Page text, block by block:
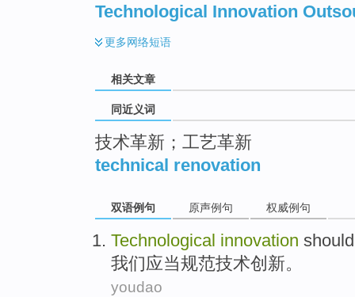
Technological Innovation
更多网络短语
相关文章
同近义词
技术革新；工艺革新
technical renovation
双语例句 原声例句 权威例句
Technological innovation
我们应当规范技术创新。
youdao